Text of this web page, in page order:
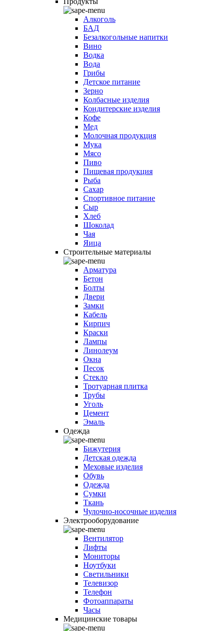
Алкоголь
БАД
Безалкогольные напитки
Вино
Водка
Вода
Грибы
Детское питание
Зерно
Колбасные изделия
Кондитерские изделия
Кофе
Мед
Молочная продукция
Мука
Мясо
Пиво
Пищевая продукция
Рыба
Сахар
Спортивное питание
Сыр
Хлеб
Шоколад
Чая
Яица
Строительные материалы
Арматура
Бетон
Болты
Двери
Замки
Кабель
Кирпич
Краски
Лампы
Линолеум
Окна
Песок
Стекло
Тротуарная плитка
Трубы
Уголь
Цемент
Эмаль
Одежда
Бижутерия
Детская одежда
Меховые изделия
Обувь
Одежда
Сумки
Ткань
Чулочно-носочные изделия
Электрооборудование
Вентилятор
Лифты
Мониторы
Ноутбуки
Светильники
Телевизор
Телефон
Фотоаппараты
Часы
Медицинские товары